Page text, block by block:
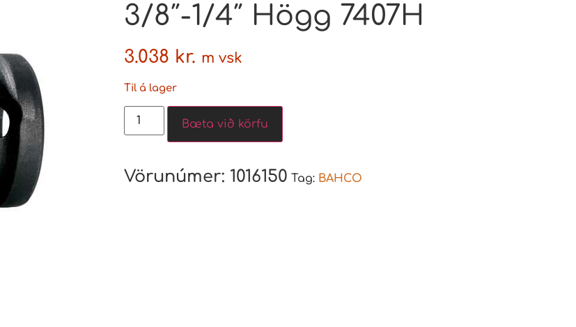
3/8″-1/4″ Högg 7407H
3.038 kr. m vsk
Til á lager
Bæta við körfu
Vörunúmer: 1016150 Tag: BAHCO